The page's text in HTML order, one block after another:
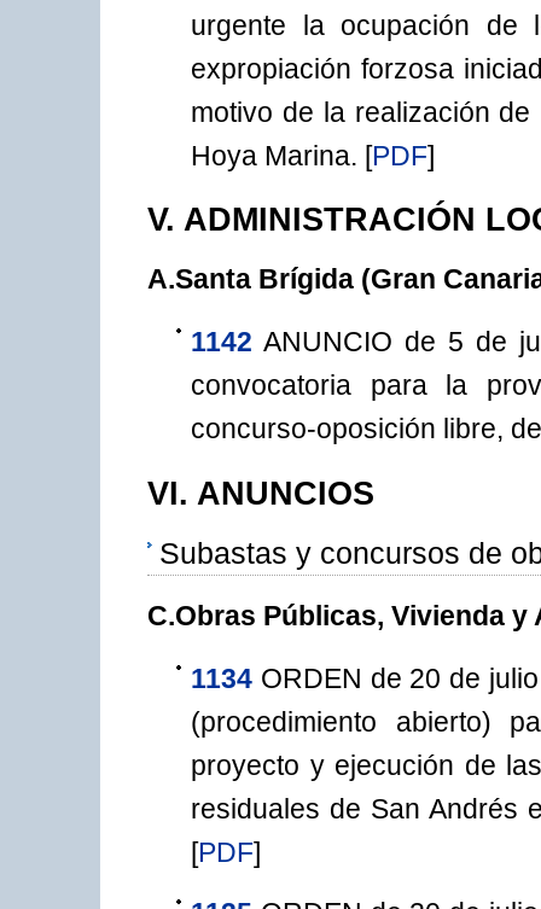
urgente la ocupación de
expropiación forzosa
motivo de la realización de
Hoya Marina. [PDF]
V. ADMINISTRACIÓN
A.Santa Brígida (Gran
1142 ANUNCIO de 5 de
convocatoria para la
concurso-oposición libre,
VI. ANUNCIOS
Subastas y concursos de
C.Obras Públicas, Vivienda y
1134 ORDEN de 20 de
(procedimiento abierto)
proyecto y ejecución de
residuales de San Andrés
[PDF]